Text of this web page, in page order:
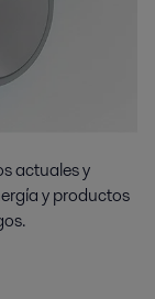
actuales y
y productos